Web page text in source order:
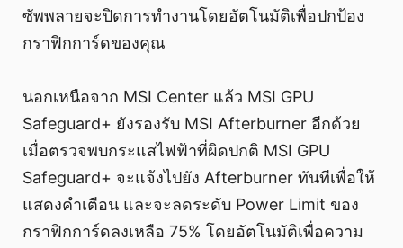
ซัพพลายจะปิดการทำงานโดยอัตโนมัติเพื่อปกป้อง
กราฟิกการ์ดของคุณ
นอกเหนือจาก MSI Center แล้ว MSI GPU
Safeguard+ ยังรองรับ MSI Afterburner อีกด้วย
เมื่อตรวจพบกระแสไฟฟ้าที่ผิดปกติ MSI GPU
Safeguard+ จะแจ้งไปยัง Afterburner ทันทีเพื่อให้
แสดงคำเตือน และจะลดระดับ Power Limit ของ
กราฟิกการ์ดลงเหลือ 75% โดยอัตโนมัติเพื่อความ